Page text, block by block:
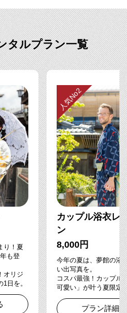
タルプラン一覧
り！夏
も登
オリジ
日を。
人気No2
カップル浴衣レ
ン
8,000円
今年の夏は、夢館の浴
い出写真を。
コスパ最強！カップル
可愛い」が叶う夏限定
プラン詳細